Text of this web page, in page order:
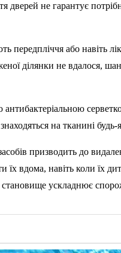
дверей не гарантує
передпліччя або навіть
ділянки не вдалося,
на тканині
призводить до
їх вдома, навіть коли їх
ускладнює